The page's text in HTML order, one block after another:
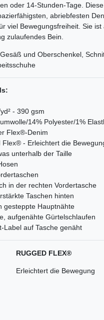
oder 14-Stunden-Tage.
abriebfesten
viel Bewegungsfreiheit. Sie
zulaufendes Bein.
und Oberschenkel,
- 390 gsm
14% Polyester/1%
Flex®-Denim
Flex® - Erleichtert die
unterhalb der Taille
in der rechten Vordertasche
Taschen hinten
gesteppte Hauptnähte
aufgenähte Gürtelschlaufen
Label auf Tasche genäht
RUGGED FLEX®
Erleichtert die Bewegung